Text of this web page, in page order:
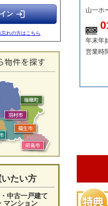
成約のお知らせ
成約のお知らせ
成約のお知らせ
成約のお知らせ
ご成約のお知らせ
ご成約のお知らせ
login
れの方はこちら
いたい方
中古一戸建て
マンション
山一ホ
年末年
営業時